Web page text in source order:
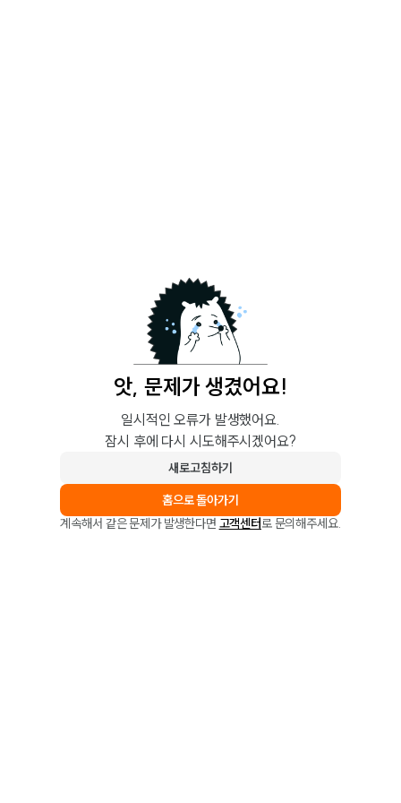
앗, 문제가 생겼어요!
일시적인 오류가 발생했어요.
잠시 후에 다시 시도해주시겠어요?
새로고침하기
홈으로 돌아가기
계속해서 같은 문제가 발생한다면 고객센터로 문의해주세요.